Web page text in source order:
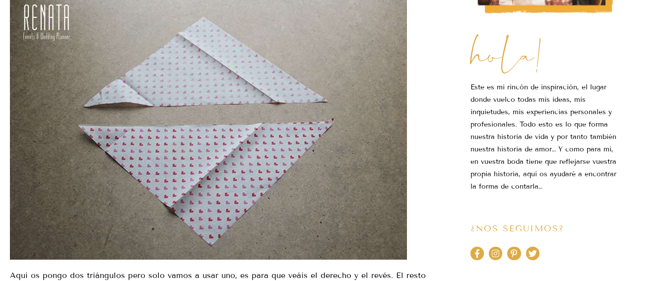
Aquí os pongo dos triángulos pero solo vamos a usar uno, es para que veáis el derecho y el revés. El resto
hola!
Este es mi rincón de inspiración, el lugar
donde vuelco todas mis ideas, mis
inquietudes, mis experiencias personales y
profesionales. Todo esto es lo que forma
nuestra historia de vida y por tanto también
nuestra historia de amor… Y como para mi,
en vuestra boda tiene que reflejarse vuestra
propia historia, aquí os ayudaré a encontrar
la forma de contarla…
¿NOS SEGUIMOS?